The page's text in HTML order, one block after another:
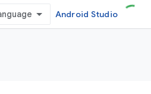
Android Studio